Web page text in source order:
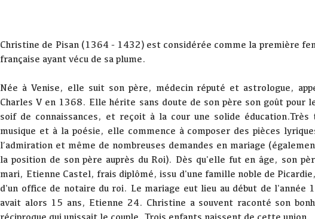
Christine de Pisan (1364 - 1432) est considérée comme la première
française ayant vécu de sa plume.
Née à Venise, elle suit son père, médecin réputé et astrologue,
Charles V en 1368. Elle hérite sans doute de son père son goût pour
soif de connaissances, et reçoit à la cour une solide
musique et à la poésie, elle commence à composer des pièces
l’admiration et même de nombreuses demandes en mariage
la position de son père auprès du Roi). Dès qu'elle fut en âge, son
mari, Etienne Castel, frais diplômé, issu d'une famille noble de
d'un office de notaire du roi. Le mariage eut lieu au début de l'année
avait alors 15 ans, Etienne 24. Christine a souvent raconté son